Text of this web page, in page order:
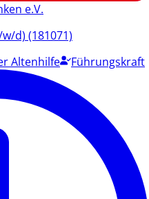
e.V.
d) (181071)
Altenhilfe Führungskraft